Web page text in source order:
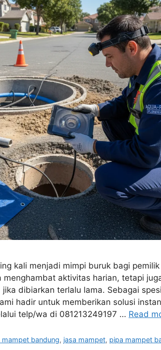
kali menjadi mimpi buruk bagi
menghambat aktivitas harian, tetapi
dibiarkan terlalu lama. Sebagai
hadir untuk memberikan solusi
telp/wa di 081213249197 … Read
mampet bandung, jasa mampet, pipa mampet